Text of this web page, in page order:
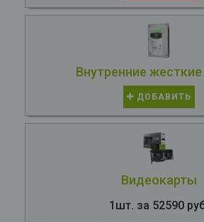
Внутренние
ДОБАВИТЬ
Видеокарты
1шт. за 52590